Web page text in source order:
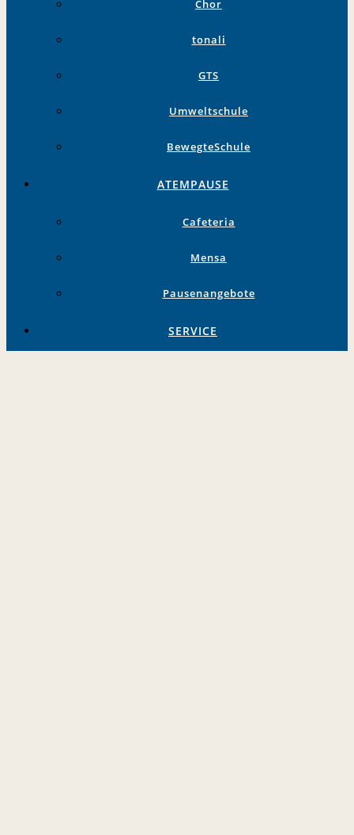
Chor
tonali
GTS
Umweltschule
BewegteSchule
ATEMPAUSE
Cafeteria
Mensa
Pausenangebote
SERVICE